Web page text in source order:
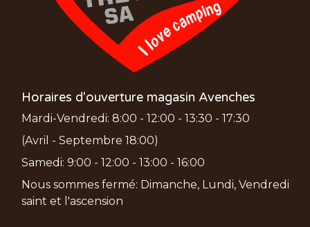
Horaires d'ouverture magasin Avenches
Mardi-Vendredi: 8:00 - 12:00 - 13:30 - 17:30
(Avril - Septembre 18:00)
Samedi: 9:00 - 12:00 - 13:00 - 16:00
Nous sommes fermé: Dimanche, Lundi, Vendredi
saint et l'ascension